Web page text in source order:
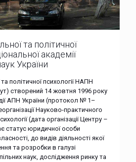
та політичної
академії
України
та політичної психології НАПН
створений 14 жовтня 1996 року
АПН України (протокол № 1–
Науково-практичного
(дата організації Центру –
статус юридичної особи
до видів діяльності якої
та розробки в галузі
наук, дослідження ринку та